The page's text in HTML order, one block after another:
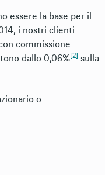
essere la base per il
i nostri clienti
commissione
dallo 0,06%[2] sulla
o